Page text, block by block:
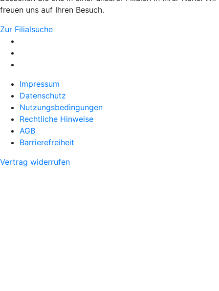
freuen uns auf Ihren Besuch.
Zur Filialsuche
Impressum
Datenschutz
Nutzungsbedingungen
Rechtliche Hinweise
AGB
Barrierefreiheit
Vertrag widerrufen